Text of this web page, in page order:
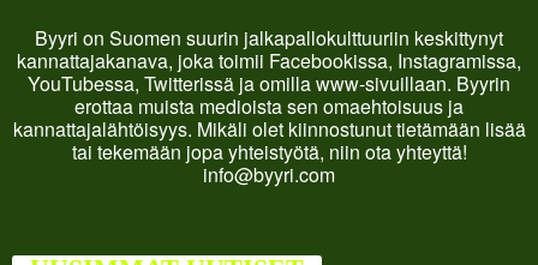
Byyri on Suomen suurin jalkapallokulttuuriin keskittynyt
kannattajakanava, joka toimii Facebookissa, Instagramissa,
YouTubessa, Twitterissä ja omilla www-sivuillaan. Byyrin
erottaa muista medioista sen omaehtoisuus ja
kannattajalähtöisyys. Mikäli olet kiinnostunut tietämään lisää
tai tekemään jopa yhteistyötä, niin ota yhteyttä!
info@byyri.com